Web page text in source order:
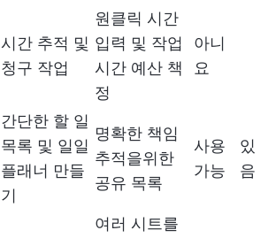
시간 추적 및
청구 작업
원클릭 시간
입력 및 작업
시간 예산 책
정
아니
요
간단한 할 일
목록 및 일일
플래너 만들
기
명확한 책임
추적을위한
공유 목록
사용
가능
있
음
여러 시트를